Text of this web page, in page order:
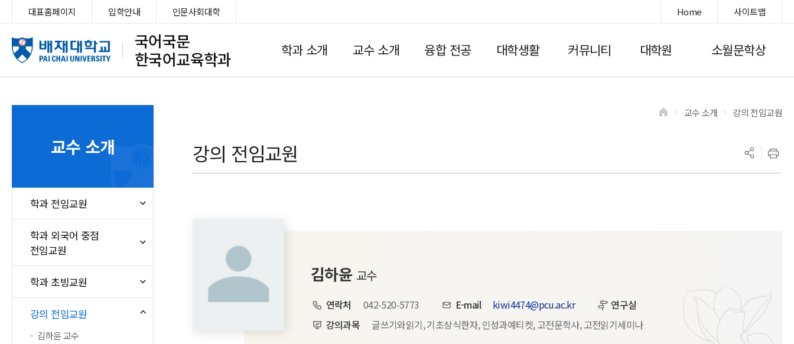
국어국문
한국어교육학과
대표홈페이지 입학안내 인문사회대학 Home 사이트맵
학과 소개 교수 소개 융합 전공 대학생활 커뮤니티 대학원 소월문학상
교수 소개
학과 전임교원
학과 외국어 중점
전임교원
학과 초빙교원
강의 전임교원
김하윤 교수
강의 전임교원
교수 소개 강의 전임교원
김하윤 교수
연락처 042-520-5773 E-mail kiwi4474@pcu.ac.kr
연구실
강의과목
글쓰기와읽기, 기초상식한자, 인성과예티켓, 고전문학사, 고전읽기세미나